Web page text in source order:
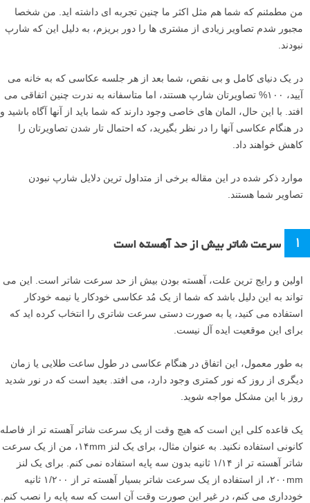
من مطمئنم که شما هم مثل اکثر ما چنین تجربه ای داشته اید. من شخصا
مجبور شدم تصاویر زیادی از مشتری ها را دور بریزم، به دلیل این که شارپ
نبودند.
در یک دنیای کامل و بی نقص، شما بعد از هر جلسه عکاسی که به خانه می
آیید، ۱۰۰% تصاویرتان شارپ هستند، اما متاسفانه به ندرت چنین اتفاقی می
افتد. با این حال، المان های خاصی وجود دارند که شما باید از آنها آگاه باشید و
در هنگام عکاسی آنها را در نظر بگیرید، که احتمال تار شدن تصاویرتان را
کاهش خواهند داد.
موارد ذکر شده در این مقاله برخی از متداول ترین دلایل شارپ نبودن
تصاویر شما هستند.
۱ سرعت شاتر بیش از حد آهسته است
اولین و رایج ترین علت، آهسته بودن بیش از حد سرعت شاتر است. این می
تواند به این دلیل باشد که شما از یک مُد عکاسی خودکار یا نیمه خودکار
استفاده می کنید، یا به صورت دستی سرعت شاتری را انتخاب کرده اید که
برای این موقعیت ایده آل نیست.
به طور معمول، این اتفاق در هنگام عکاسی در طول ساعت طلایی یا زمان
دیگری از روز که نور کمتری وجود دارد، می افتد. بعید است که در نور شدید
روز با این مشکل مواجه شوید.
یک قاعده کلی این است که هیچ وقت از یک سرعت شاتر آهسته تر از فاصله
کانونی استفاده نکنید. به عنوان مثال، برای یک لنز ۱۴mm، من از یک سرعت
شاتر آهسته تر از ۱/۱۴ ثانیه بدون سه پایه استفاده نمی کنم. برای یک لنز
۲۰۰mm، از استفاده از یک سرعت شاتر بسیار آهسته تر از ۱/۲۰۰ ثانیه
خودداری می کنم، در غیر این صورت وقت آن است که سه پایه را نصب کنم.